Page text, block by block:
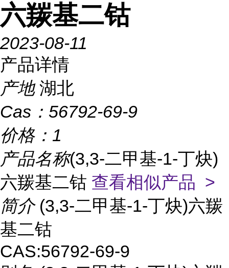
六羰基二钴
2023-08-11
产品详情
产地 湖北
Cas： 56792-69-9
价格： 1
产品名称(3,3-二甲基-1-丁炔)
六羰基二钴 查看相似产品 >
简介 (3,3-二甲基-1-丁炔)六羰
基二钴
CAS:56792-69-9